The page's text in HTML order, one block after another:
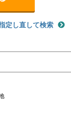
定し直して検索